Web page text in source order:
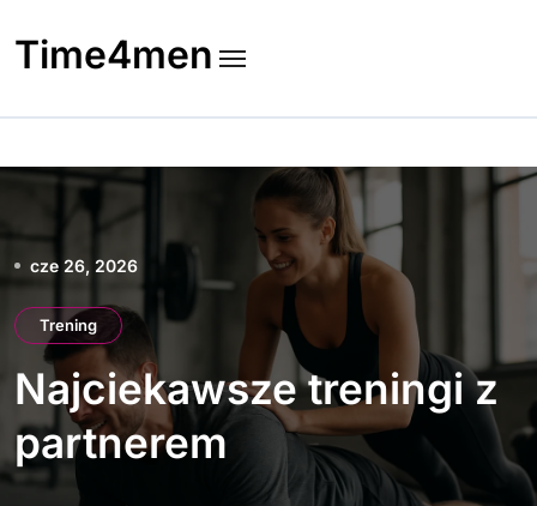
to
content
Time4men
cze 26, 2026
Trening
Najciekawsze treningi z
partnerem